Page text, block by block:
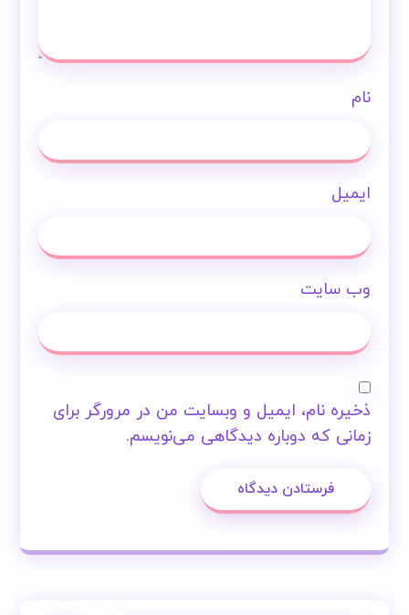
نام
ایمیل
وب‌ سایت
ذخیره نام، ایمیل و وبسایت من در مرورگر برای
زمانی که دوباره دیدگاهی می‌نویسم.
فرستادن دیدگاه